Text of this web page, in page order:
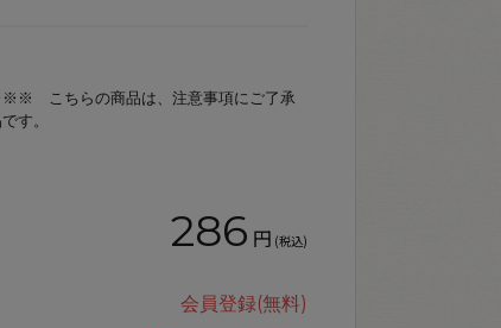
こちらの商品は、注意事項にご了承
す。
286 円 (税込)
会員登録(無料)